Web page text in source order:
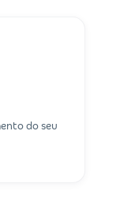
do seu